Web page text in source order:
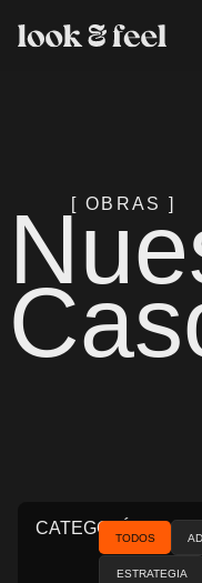
[ OBRAS ]
CATEGORÍAS
ESTRATEGIA
TODOS